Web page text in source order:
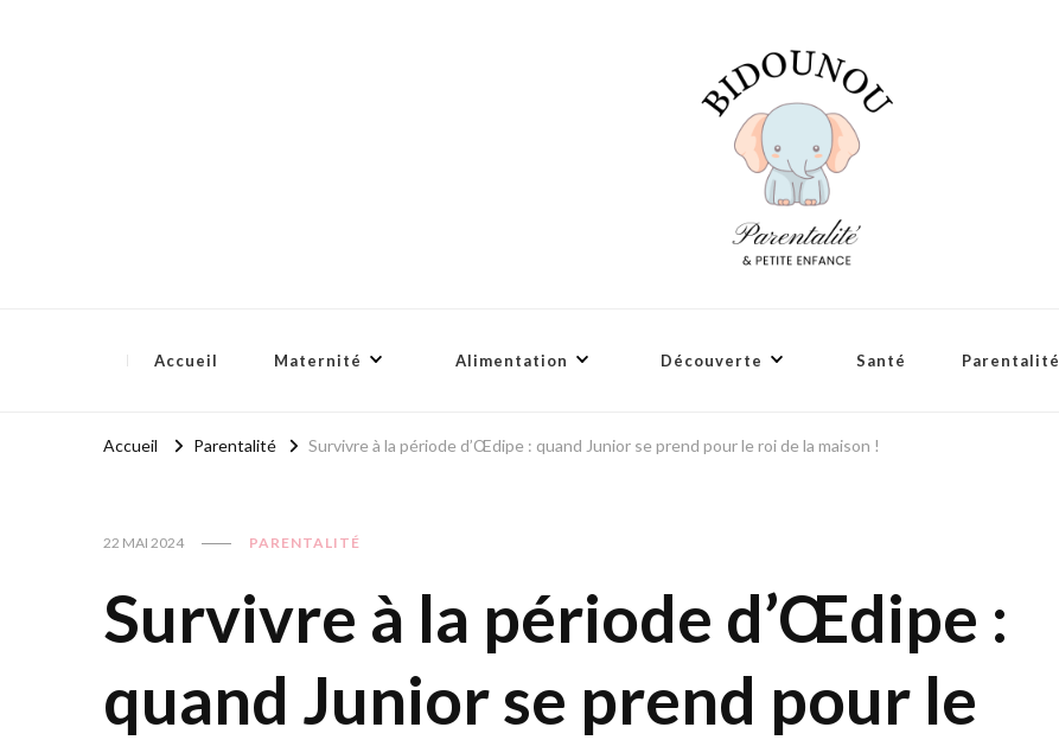
Accueil Maternité Alimentation Découverte Santé Parentalité
Accueil Parentalité Survivre à la période d’Œdipe : quand Junior se prend pour le roi de la maison !
22 MAI 2024 PARENTALITÉ
Survivre à la période d’Œdipe :
quand Junior se prend pour le